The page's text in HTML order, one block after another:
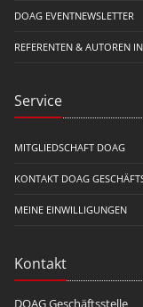
DOAG EVENTNEWSLETTER
REFERENTEN & AUTOREN
Service
MITGLIEDSCHAFT DOAG
KONTAKT DOAG
MEINE EINWILLIGUNGEN
Kontakt